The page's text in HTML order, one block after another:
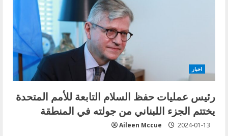
اخبار
رئيس عمليات حفظ السلام التابعة للأمم المتحدة
يختتم الجزء اللبناني من جولته في المنطقة
Aileen Mccue 2024-01-13